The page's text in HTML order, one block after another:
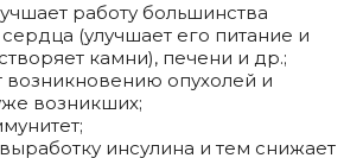
работу большинства
(улучшает его питание и
камни), печени и др.;
возникновению опухолей и
возникших;
инсулина и тем снижает